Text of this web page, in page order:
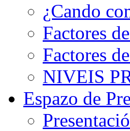
¿Cando
Factores
Factores
NIVEIS
Espazo de